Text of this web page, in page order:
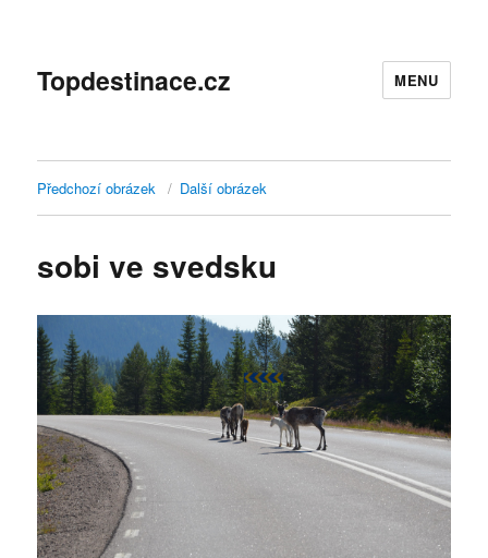
Topdestinace.cz MENU
Předchozí obrázek Další obrázek
sobi ve svedsku